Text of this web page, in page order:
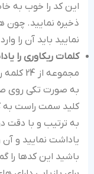
این کد را خوب به
ذخیره نمایید. چون
نمایید باید آن را
کلمات ریکاوری را
به صورت تکی روی
کلید سمت راست به
به ترتیب و با دقت
یاداشت نمایید و
باشید این کدها را